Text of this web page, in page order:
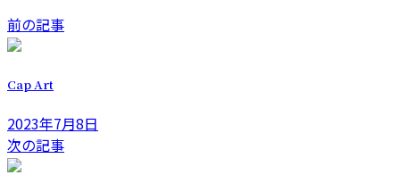
前の記事
Cap Art
2023年7月8日
次の記事